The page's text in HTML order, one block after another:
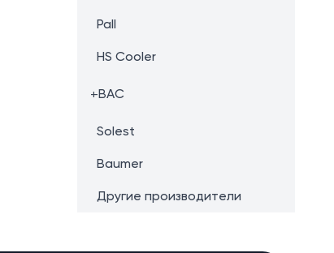
Pall
HS Cooler
+BAC
Solest
Baumer
Другие производители